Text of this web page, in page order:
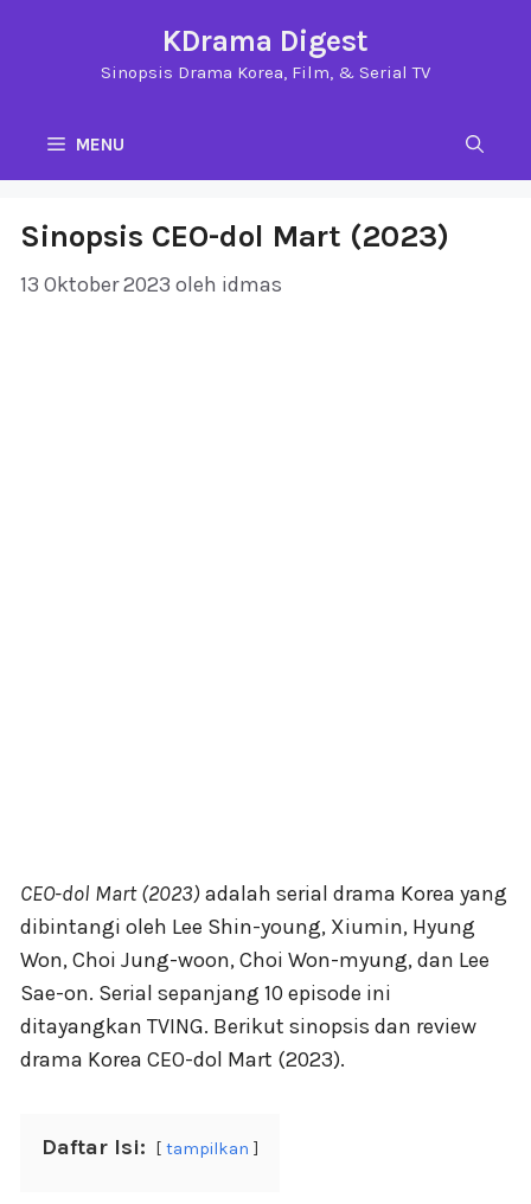
KDrama Digest
Sinopsis Drama Korea, Film, & Serial TV
MENU
Sinopsis CEO-dol Mart (2023)
13 Oktober 2023 oleh idmas
CEO-dol Mart (2023) adalah serial drama Korea yang
dibintangi oleh Lee Shin-young, Xiumin, Hyung
Won, Choi Jung-woon, Choi Won-myung, dan Lee
Sae-on. Serial sepanjang 10 episode ini
ditayangkan TVING. Berikut sinopsis dan review
drama Korea CEO-dol Mart (2023).
Daftar Isi: tampilkan